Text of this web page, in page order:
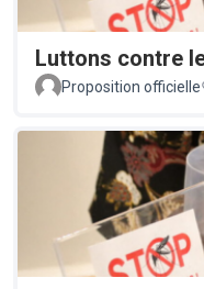
Luttons contre
Proposition officielle